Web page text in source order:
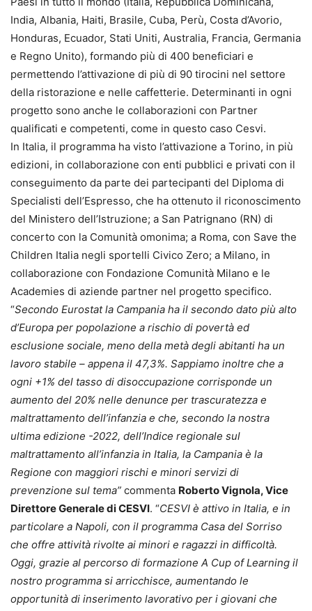
India, Albania, Haiti, Brasile, Cuba, Perù, Costa d’Avorio,
Honduras, Ecuador, Stati Uniti, Australia, Francia, Germania
e Regno Unito), formando più di 400 beneficiari e
permettendo l’attivazione di più di 90 tirocini nel settore
della ristorazione e nelle caffetterie. Determinanti in ogni
progetto sono anche le collaborazioni con Partner
qualificati e competenti, come in questo caso Cesvi.
In Italia, il programma ha visto l’attivazione a Torino, in più
edizioni, in collaborazione con enti pubblici e privati con il
conseguimento da parte dei partecipanti del Diploma di
Specialisti dell’Espresso, che ha ottenuto il riconoscimento
del Ministero dell’Istruzione; a San Patrignano (RN) di
concerto con la Comunità omonima; a Roma, con Save the
Children Italia negli sportelli Civico Zero; a Milano, in
collaborazione con Fondazione Comunità Milano e le
Academies di aziende partner nel progetto specifico.
“Secondo Eurostat la Campania ha il secondo dato più alto
d’Europa per popolazione a rischio di povertà ed
esclusione sociale, meno della metà degli abitanti ha un
lavoro stabile – appena il 47,3%. Sappiamo inoltre che a
ogni +1% del tasso di disoccupazione corrisponde un
aumento del 20% nelle denunce per trascuratezza e
maltrattamento dell’infanzia e che, secondo la nostra
ultima edizione -2022, dell’Indice regionale sul
maltrattamento all’infanzia in Italia, la Campania è la
Regione con maggiori rischi e minori servizi di
prevenzione sul tema” commenta Roberto Vignola, Vice
Direttore Generale di CESVI. “CESVI è attivo in Italia, e in
particolare a Napoli, con il programma Casa del Sorriso
che offre attività rivolte ai minori e ragazzi in difficoltà.
Oggi, grazie al percorso di formazione A Cup of Learning il
nostro programma si arricchisce, aumentando le
opportunità di inserimento lavorativo per i giovani che